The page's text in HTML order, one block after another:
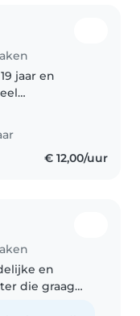
jaar en
en verder
ik iets kan
€ 12,00/uur
en
die graag